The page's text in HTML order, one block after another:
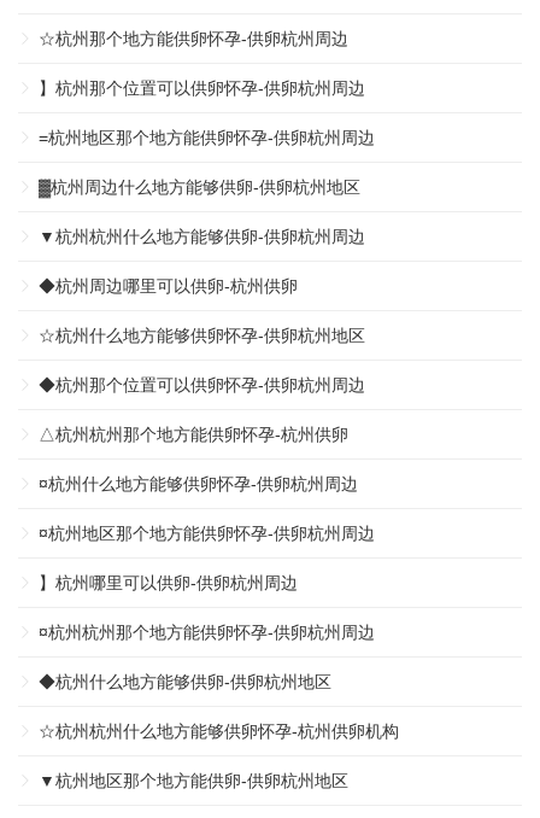
☆杭州那个地方能供卵怀孕-供卵杭州周边
】杭州那个位置可以供卵怀孕-供卵杭州周边
=杭州地区那个地方能供卵怀孕-供卵杭州周边
▓杭州周边什么地方能够供卵-供卵杭州地区
▼杭州杭州什么地方能够供卵-供卵杭州周边
◆杭州周边哪里可以供卵-杭州供卵
☆杭州什么地方能够供卵怀孕-供卵杭州地区
◆杭州那个位置可以供卵怀孕-供卵杭州周边
△杭州杭州那个地方能供卵怀孕-杭州供卵
¤杭州什么地方能够供卵怀孕-供卵杭州周边
¤杭州地区那个地方能供卵怀孕-供卵杭州周边
】杭州哪里可以供卵-供卵杭州周边
¤杭州杭州那个地方能供卵怀孕-供卵杭州周边
◆杭州什么地方能够供卵-供卵杭州地区
☆杭州杭州什么地方能够供卵怀孕-杭州供卵机构
▼杭州地区那个地方能供卵-供卵杭州地区